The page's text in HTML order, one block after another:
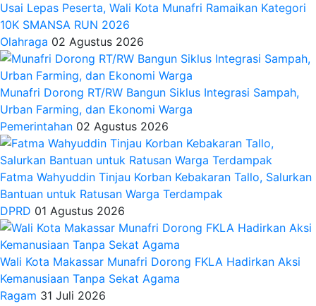
Usai Lepas Peserta, Wali Kota Munafri Ramaikan Kategori
10K SMANSA RUN 2026
Olahraga 02 Agustus 2026
Munafri Dorong RT/RW Bangun Siklus Integrasi Sampah,
Urban Farming, dan Ekonomi Warga
Pemerintahan 02 Agustus 2026
Fatma Wahyuddin Tinjau Korban Kebakaran Tallo, Salurkan
Bantuan untuk Ratusan Warga Terdampak
DPRD 01 Agustus 2026
Wali Kota Makassar Munafri Dorong FKLA Hadirkan Aksi
Kemanusiaan Tanpa Sekat Agama
Ragam 31 Juli 2026